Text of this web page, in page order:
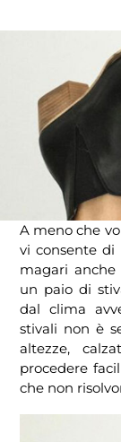
A meno che
vi consente di
magari
un paio di
dal clima
stivali non è
altezze,
procedere
che non